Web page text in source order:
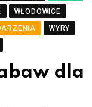
WŁODOWICE
WYRY
dla